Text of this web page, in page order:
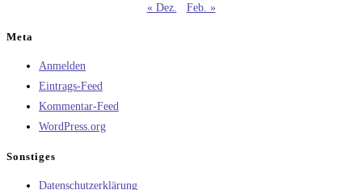
« Dez.
Feb. »
Meta
Anmelden
Eintrags-Feed
Kommentar-Feed
WordPress.org
Sonstiges
Datenschutzerklärung